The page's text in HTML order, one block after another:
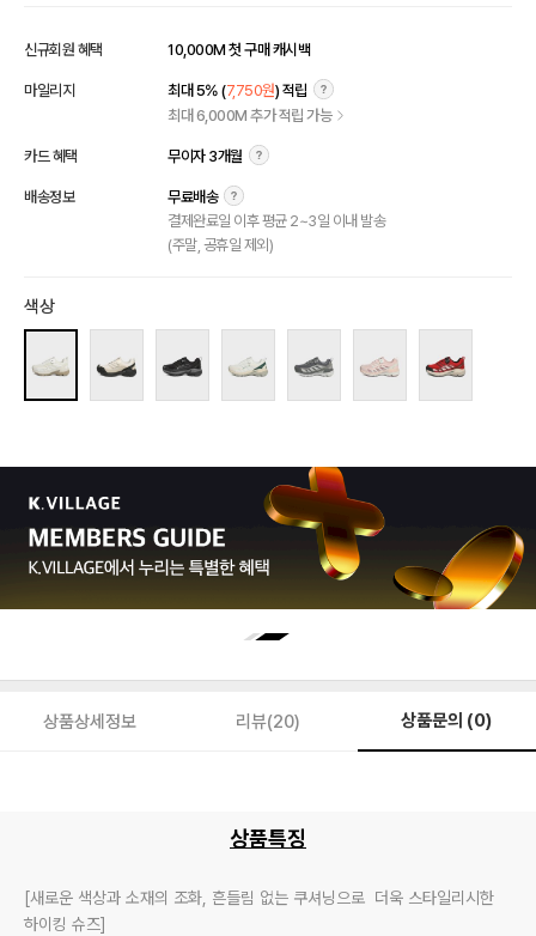
신규회원 혜택 10,000M 첫 구매 캐시백
마일리지 최대 5% (7,750원) 적립
최대 6,000M 추가 적립 가능
카드 혜택 무이자 3개월
배송정보
무료배송
결제완료일 이후 평균 2~3일 이내 발송
(주말, 공휴일 제외)
색상
상품상세정보 리뷰(20) 상품문의 (0)
상품특징
[새로운 색상과 소재의 조화, 흔들림 없는 쿠셔닝으로  더욱 스타일리시한
하이킹 슈즈]